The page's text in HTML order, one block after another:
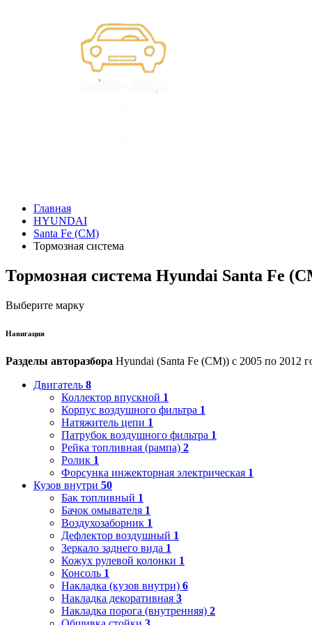
Главная
HYUNDAI
Santa Fe (CM)
Тормозная система
Тормозная система Hyundai Santa Fe
Выберите марку
Навигация
Разделы авторазбора Hyundai (Santa Fe (CM)) с 2005 по 2012
Двигатель 8
Коллектор впускной 1
Корпус воздушного фильтра 1
Натяжитель цепи 1
Патрубок воздушного фильтра 1
Рейка топливная (рампа) 2
Ролик 1
Форсунка инжекторная электрическая 1
Кузов внутри 50
Бак топливный 1
Бачок омывателя 1
Воздухозаборник 1
Дефлектор воздушный 1
Зеркало заднего вида 1
Кожух рулевой колонки 1
Консоль 1
Накладка (кузов внутри) 6
Накладка декоративная 3
Накладка порога (внутренняя) 2